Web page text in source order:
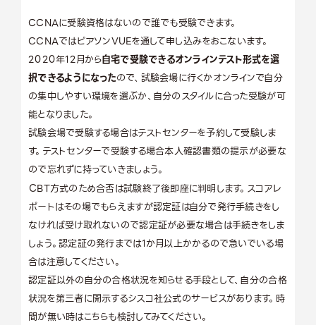
CCNAに受験資格はないので誰でも受験できます。
CCNAではピアソンVUEを通して申し込みをおこないます。
2020年12月から自宅で受験できるオンラインテスト形式を選
択できるようになったので、試験会場に行くかオンラインで自分
の集中しやすい環境を選ぶか、自分のスタイルに合った受験が可
能となりました。
試験会場で受験する場合はテストセンターを予約して受験しま
す。テストセンターで受験する場合本人確認書類の提示が必要な
ので忘れずに持っていきましょう。
ＣBT方式のため合否は試験終了後即座に判明します。スコアレ
ポートはその場でもらえますが認定証は自分で発行手続きをし
なければ受け取れないので認定証が必要な場合は手続きをしま
しょう。認定証の発行までは1か月以上かかるので急いでいる場
合は注意してください。
認定証以外の自分の合格状況を知らせる手段として、自分の合格
状況を第三者に開示するシスコ社公式のサービスがあります。時
間が無い時はこちらも検討してみてください。